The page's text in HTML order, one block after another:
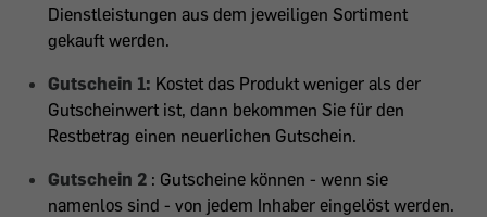
Dienstleistungen aus dem jeweiligen Sortiment
gekauft werden.
Gutschein 1: Kostet das Produkt weniger als der
Gutscheinwert ist, dann bekommen Sie für den
Restbetrag einen neuerlichen Gutschein.
Gutschein 2 : Gutscheine können - wenn sie
namenlos sind - von jedem Inhaber eingelöst werden.